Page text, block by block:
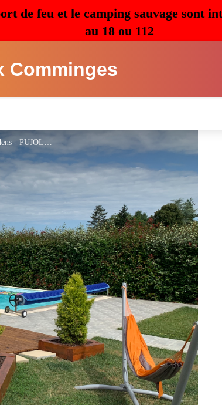
de feu et le camping sauvage sont
au 18 ou 112
Comminges
Villa Carrelous - Le jardin -Saint Gaudens - PUJOLLE